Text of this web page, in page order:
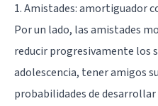
1. Amistades: amortiguador
Por un lado, las amistades
reducir progresivamente los
adolescencia, tener amigos
probabilidades de